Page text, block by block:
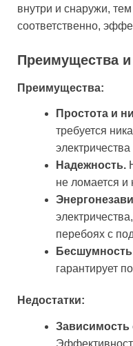
внутри и снаружи, тем
соответственно,
Преимущества и
Преимущества:
Простота и
требуется
Надежность.
не ломается и
перебоях с
гарантирует
Недостатки:
Зависимость